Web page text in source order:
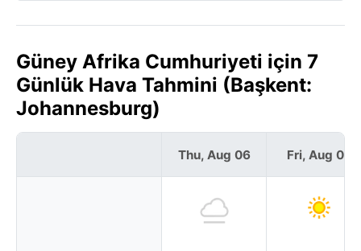
Güney Afrika Cumhuriyeti için 7
Günlük Hava Tahmini (Başkent:
Johannesburg)
Thu, Aug 06 Fri, Aug 07